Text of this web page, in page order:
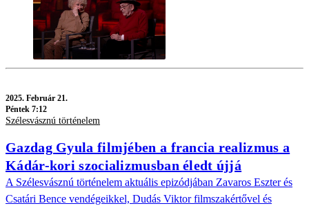
2025. Február 21.
Péntek 7:12
Szélesvásznú történelem
Gazdag Gyula filmjében a francia realizmus a
Kádár-kori szocializmusban éledt újjá
A Szélesvásznú történelem aktuális epizódjában Zavaros Eszter és
Csatári Bence vendégeikkel, Dudás Viktor filmszakértővel és